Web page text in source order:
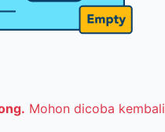
Mohon dicoba kembali